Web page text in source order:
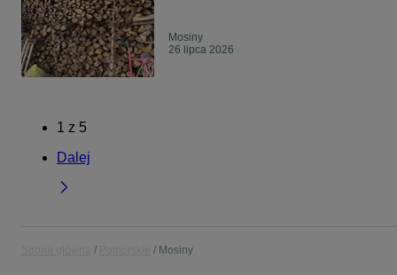
Mosiny
26 lipca 2026
1 z 5
Dalej
Mosiny